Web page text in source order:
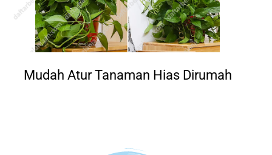
Mudah Atur Tanaman Hias Dirumah